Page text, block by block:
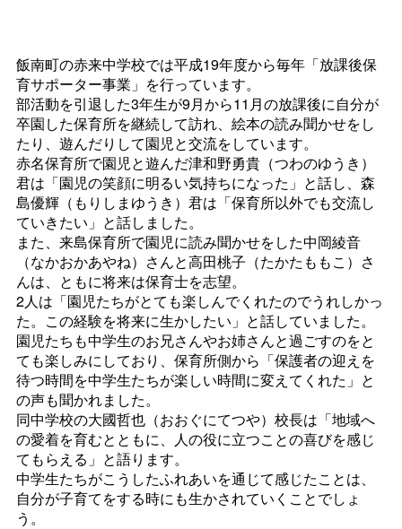
飯南町の赤来中学校では平成19年度から毎年「放課後保
育サポーター事業」を行っています。
部活動を引退した3年生が9月から11月の放課後に自分が
卒園した保育所を継続して訪れ、絵本の読み聞かせをし
たり、遊んだりして園児と交流をしています。
赤名保育所で園児と遊んだ津和野勇貴（つわのゆうき）
君は「園児の笑顔に明るい気持ちになった」と話し、森
島優輝（もりしまゆうき）君は「保育所以外でも交流し
ていきたい」と話しました。
また、来島保育所で園児に読み聞かせをした中岡綾音
（なかおかあやね）さんと高田桃子（たかたももこ）さ
んは、ともに将来は保育士を志望。
2人は「園児たちがとても楽しんでくれたのでうれしかっ
た。この経験を将来に生かしたい」と話していました。
園児たちも中学生のお兄さんやお姉さんと過ごすのをと
ても楽しみにしており、保育所側から「保護者の迎えを
待つ時間を中学生たちが楽しい時間に変えてくれた」と
の声も聞かれました。
同中学校の大國哲也（おおぐにてつや）校長は「地域へ
の愛着を育むとともに、人の役に立つことの喜びを感じ
てもらえる」と語ります。
中学生たちがこうしたふれあいを通じて感じたことは、
自分が子育てをする時にも生かされていくことでしょ
う。